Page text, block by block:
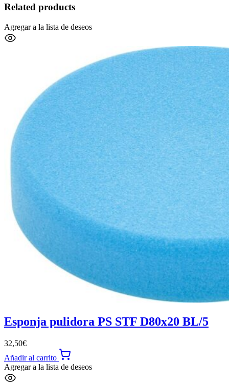
Related products
Agregar a la lista de deseos
Esponja pulidora PS STF D80x20 BL/5
32,50€
Añadir al carrito
Agregar a la lista de deseos